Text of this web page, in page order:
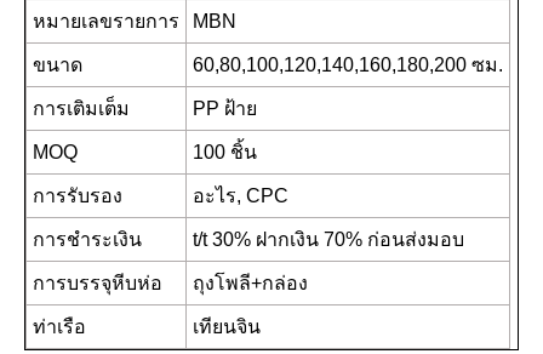
หมายเลขรายการ MBN
ขนาด 60,80,100,120,140,160,180,200 ซม.
การเติมเต็ม PP ฝ้าย
MOQ 100 ชิ้น
การรับรอง อะไร, CPC
การชำระเงิน t/t 30% ฝากเงิน 70% ก่อนส่งมอบ
การบรรจุหีบห่อ ถุงโพลี+กล่อง
ท่าเรือ
เทียนจิน